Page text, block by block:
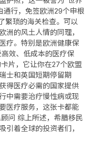
通行，免签欧洲29个申根
繁琐的海关检查。可以
洲的风土人情的同理，
疗。特别是欧洲健康保
效、低成本的医疗保
片，它让你在27个欧盟
士和英国短期停留期
得医疗必需的国家提供
中需要治疗慢性病或现
医疗服务，这张卡都能
问 综上所述，希腊移民
引着全球的投资者们，